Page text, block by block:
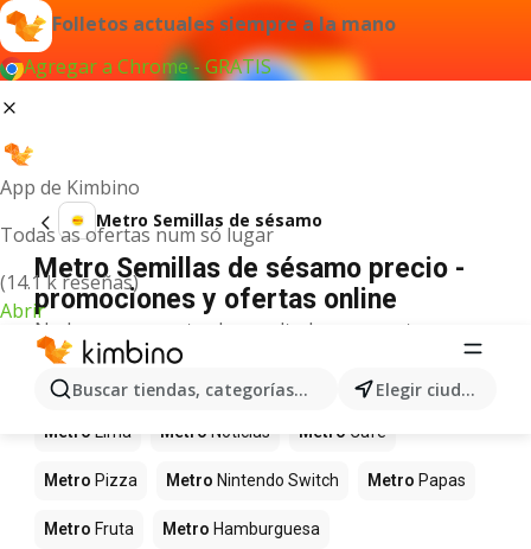
Folletos actuales siempre a la mano
Agregar a Chrome - GRATIS
App de Kimbino
Todas as ofertas num só lugar
(14.1 k reseñas)
Abrir
Buscar tiendas, categorías, productos... Elegir ciudad
Metro Semillas de sésamo
Metro Semillas de sésamo precio -
promociones y ofertas online
No hemos encontrado resultados para este
término.
Más productos en tiendas Metro
Metro Lima Metro Noticias Metro Café
Metro Pizza Metro Nintendo Switch Metro Papas
Metro Fruta Metro Hamburguesa